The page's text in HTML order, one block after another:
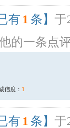
有 1 条】 于
的一条点
信度： 1
有 1 条】 于